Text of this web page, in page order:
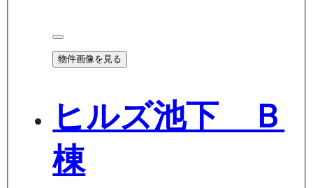
物件画像を見る
ヒルズ池下 Ｂ
棟